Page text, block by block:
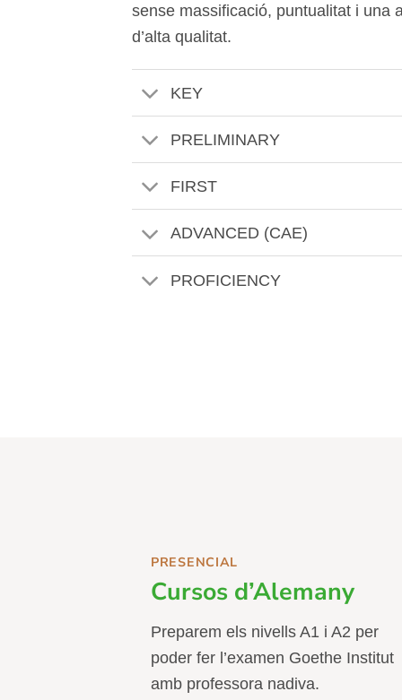
sense massificació, puntualitat i una
d’alta qualitat.
KEY
PRELIMINARY
FIRST
ADVANCED (CAE)
PROFICIENCY
PRESENCIAL
Cursos d’Alemany
Preparem els nivells A1 i A2 per
poder fer l’examen Goethe Institut
amb professora nadiva.